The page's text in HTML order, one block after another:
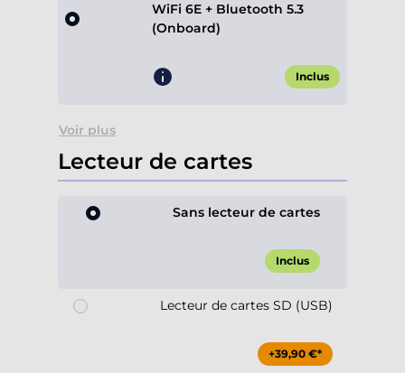
WiFi 6E + Bluetooth 5.3
(Onboard)
Inclus
Voir plus
Lecteur de cartes
Sans lecteur de cartes
Inclus
Lecteur de cartes SD (USB)
+39,90 €*